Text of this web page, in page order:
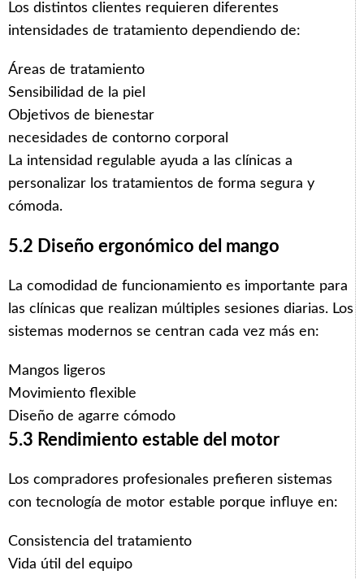
Los distintos clientes requieren diferentes
intensidades de tratamiento dependiendo de:
Áreas de tratamiento
Sensibilidad de la piel
Objetivos de bienestar
necesidades de contorno corporal
La intensidad regulable ayuda a las clínicas a
personalizar los tratamientos de forma segura y
cómoda.
5.2 Diseño ergonómico del mango
La comodidad de funcionamiento es importante para
las clínicas que realizan múltiples sesiones diarias. Los
sistemas modernos se centran cada vez más en:
Mangos ligeros
Movimiento flexible
Diseño de agarre cómodo
5.3 Rendimiento estable del motor
Los compradores profesionales prefieren sistemas
con tecnología de motor estable porque influye en:
Consistencia del tratamiento
Vida útil del equipo